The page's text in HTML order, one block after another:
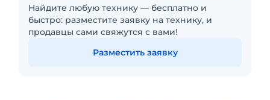
Найдите любую технику — бесплатно и
быстро: разместите заявку на технику, и
продавцы сами свяжутся с вами!
Разместить заявку